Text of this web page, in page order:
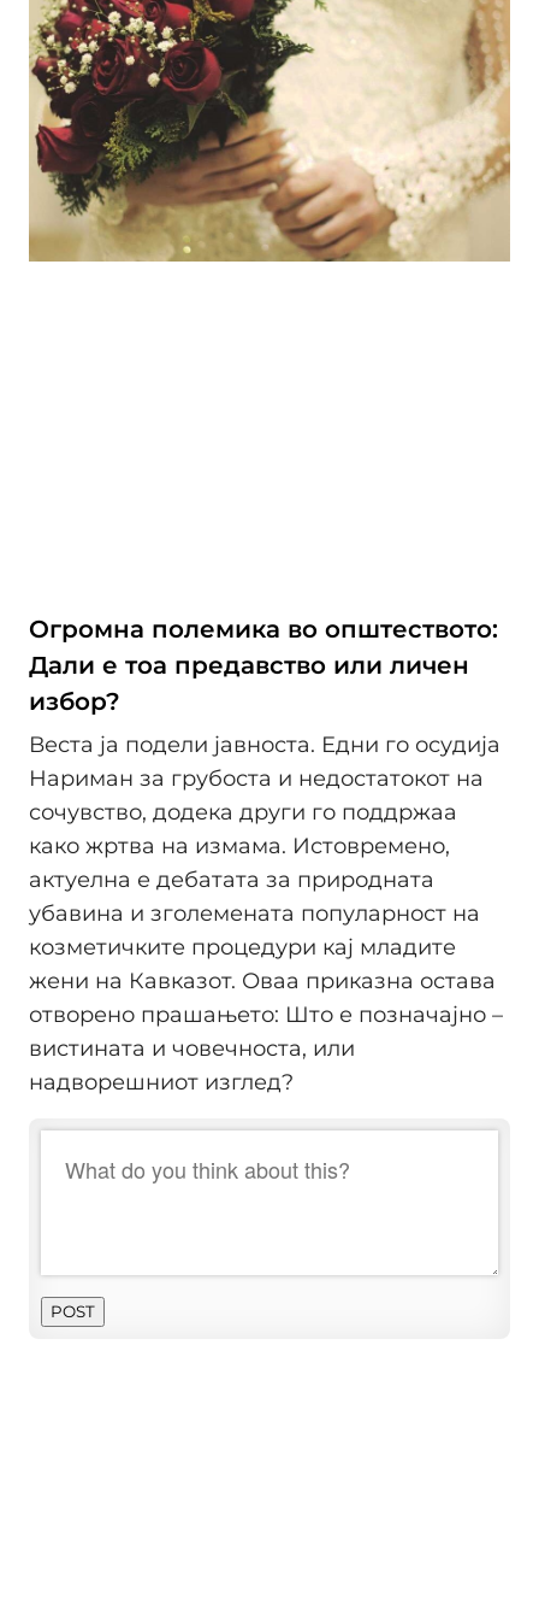
Огромна полемика во општеството:
Дали е тоа предавство или личен
избор?
Веста ја подели јавноста. Едни го осудија
Нариман за грубоста и недостатокот на
сочувство, додека други го поддржаа
како жртва на измама. Истовремено,
актуелна е дебатата за природната
убавина и зголемената популарност на
козметичките процедури кај младите
жени на Кавказот. Оваа приказна остава
отворено прашањето: Што е позначајно –
вистината и човечноста, или
надворешниот изглед?
POST